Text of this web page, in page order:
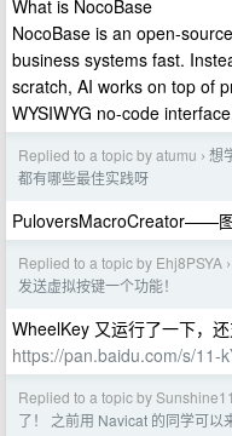
What is NocoBase
NocoBase is an open-
business systems fast.
scratch, AI works on top of
WYSIWYG no-code
Replied to a topic by atumu › 想
都有哪些最佳实践呀
PuloversMacroCreator——
Replied to a topic by Ehj8PSYA ›
发送虚拟按键一个功能！
WheelKey 又运行了一下，
https://pan.baidu.com/s/11-
Replied to a topic by
了！ 之前用 Navicat 的同学可以